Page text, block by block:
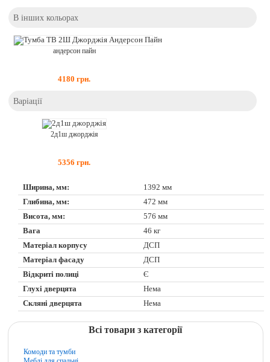
В інших кольорах
андерсон пайн
4180 грн.
Варіації
2д1ш джорджія
5356 грн.
Ширина, мм:
1392 мм
Глибина, мм:
472 мм
Висота, мм:
576 мм
Вага
46 кг
Матеріал корпусу
ДСП
Матеріал фасаду
ДСП
Відкриті полиці
Є
Глухі дверцята
Нема
Скляні дверцята
Нема
Всі товари з категорії
Комоди та тумби